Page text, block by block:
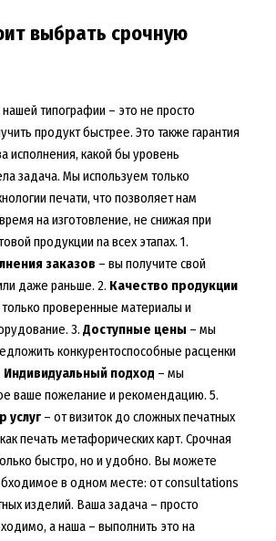
выбрать срочную
типографии – это не просто
продукт быстрее. Это также гарантия
исполнения, какой бы уровень
задача. Мы используем только
печати, что позволяет нам
на изготовление, не снижая при
продукции na всех этапах. 1.
заказов – вы получите свой
даже раньше. 2. Качество продукции
проверенные материалы и
3. Доступные цены – мы
конкурентоспособные расценки
Индивидуальный подход – мы
ваше пожелание и рекомендацию. 5.
услуг– от визиток до сложных печатных
печать метафорических карт. Срочная
быстро, но и удобно. Вы можете
в одном месте: от consultations
изделий. Ваша задача – просто
а наша – выполнить это на